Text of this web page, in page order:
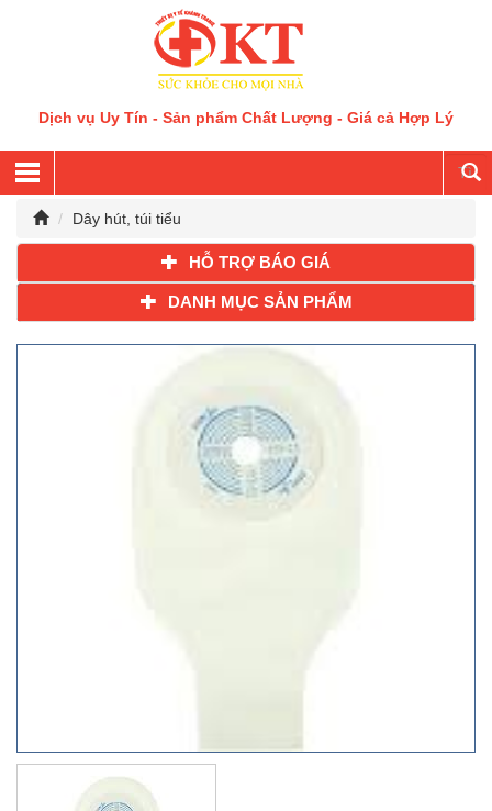
Dịch vụ Uy Tín - Sản phẩm Chất Lượng - Giá cả Hợp Lý
Dây hút, túi tiểu
HỖ TRỢ BÁO GIÁ
DANH MỤC SẢN PHẨM